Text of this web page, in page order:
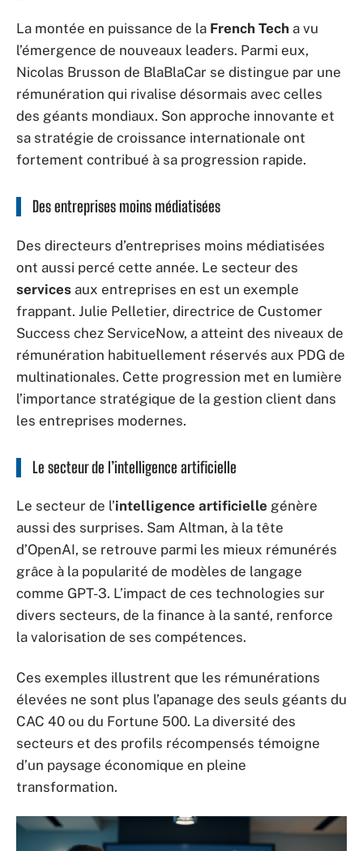
La montée en puissance de la French Tech a vu
l’émergence de nouveaux leaders. Parmi eux,
Nicolas Brusson de BlaBlaCar se distingue par une
rémunération qui rivalise désormais avec celles
des géants mondiaux. Son approche innovante et
sa stratégie de croissance internationale ont
fortement contribué à sa progression rapide.
Des entreprises moins médiatisées
Des directeurs d’entreprises moins médiatisées
ont aussi percé cette année. Le secteur des
services aux entreprises en est un exemple
frappant. Julie Pelletier, directrice de Customer
Success chez ServiceNow, a atteint des niveaux de
rémunération habituellement réservés aux PDG de
multinationales. Cette progression met en lumière
l’importance stratégique de la gestion client dans
les entreprises modernes.
Le secteur de l’intelligence artificielle
Le secteur de l’intelligence artificielle génère
aussi des surprises. Sam Altman, à la tête
d’OpenAI, se retrouve parmi les mieux rémunérés
grâce à la popularité de modèles de langage
comme GPT-3. L’impact de ces technologies sur
divers secteurs, de la finance à la santé, renforce
la valorisation de ses compétences.
Ces exemples illustrent que les rémunérations
élevées ne sont plus l’apanage des seuls géants du
CAC 40 ou du Fortune 500. La diversité des
secteurs et des profils récompensés témoigne
d’un paysage économique en pleine
transformation.